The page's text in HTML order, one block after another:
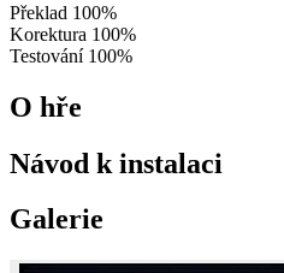
Překlad 100%
Korektura 100%
Testování 100%
O hře
Návod k instalaci
Galerie